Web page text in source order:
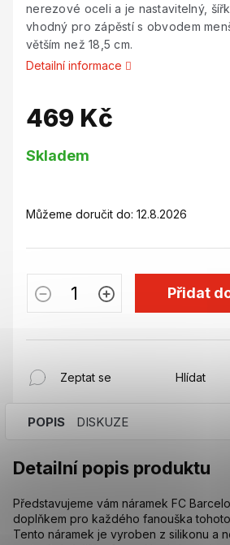
nerezové oceli a je nastavitelný,
vhodný pro zápěstí s obvodem
větším než 18,5 cm.
Detailní informace
469 Kč
cena:
Skladem
Můžeme doručit do: 12.8.2026
Přidat
Zeptat se Hlídat
POPIS DISKUZE
Detailní popis produktu
Představujeme vám náramek FC
doplňkem pro každého fanouška
Tento náramek je vyroben z silikonu a